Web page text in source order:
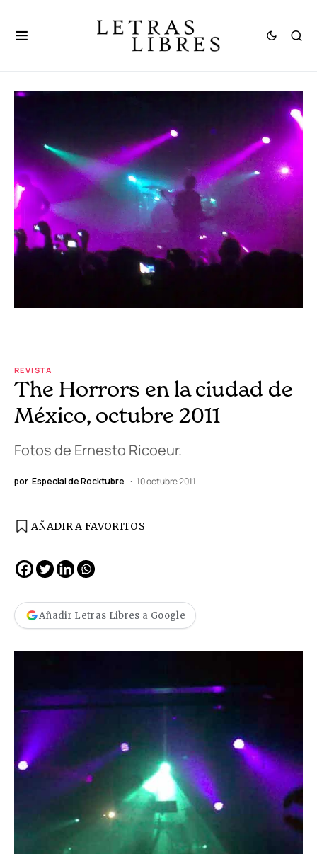
REVISTA
The Horrors en la ciudad de
México, octubre 2011
Fotos de Ernesto Ricoeur.
por Especial de Rocktubre 10 octubre 2011
AÑADIR A FAVORITOS
Añadir Letras Libres a Google